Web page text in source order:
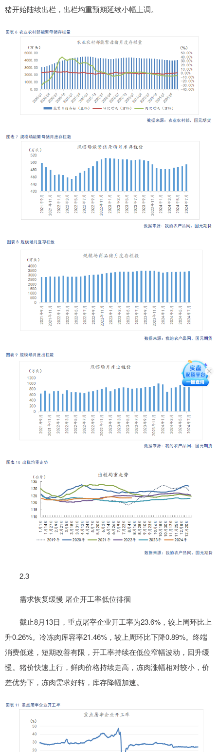
猪开始陆续出栏，出栏均重预期延续小幅上调。
2.3
需求恢复缓慢 屠企开工率低位徘徊
截止8月13日，重点屠宰企业开工率为23.6%，较上周环比上
升0.26%。冷冻肉库容率21.46%，较上周环比下降0.89%。终端
消费低迷，短期改善有限，开工率持续在低位窄幅波动，回升缓
慢。猪价快速上行，鲜肉价格持续走高，冻肉涨幅相对较小，价
差优势下，冻肉需求好转，库存降幅加速。